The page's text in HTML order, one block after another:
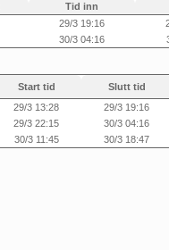
Tid inn
29/3 19:16
30/3 04:16
Start tid
Slutt tid
29/3 13:28
29/3 19:16
29/3 22:15
30/3 04:16
30/3 11:45 30/3 18:47